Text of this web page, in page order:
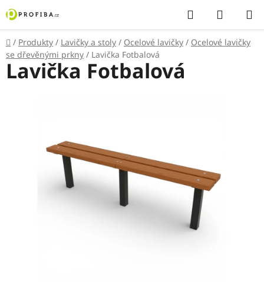
Přejít
na
obsah
Hledat
KOŠÍK
Domů
/ Produkty / Lavičky a stoly / Ocelové lavičky / Ocelové lavičky
se dřevěnými prkny / Lavička Fotbalová
Lavička Fotbalová